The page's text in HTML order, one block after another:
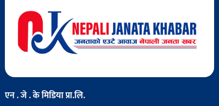
एन . जे . के मिडिया प्रा.लि.